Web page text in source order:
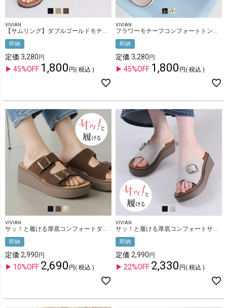
VIVIAN
【サムリング】ダブルゴールドモチーフコンフォートサンダル
即納
定価 3,280
45%OFF 1,800 税込
VIVIAN
フラワーモチーフコンフォートトングサンダル
即納
定価 3,280
45%OFF 1,800 税込
VIVIAN
サッ！と履ける厚底コンフォートダブルバックルサンダル
即納
定価 2,990
10%OFF 2,690 税込
VIVIAN
サッ！と履ける厚底コンフォートサイドバックルサンダル
即納
定価 2,990
22%OFF 2,330 税込